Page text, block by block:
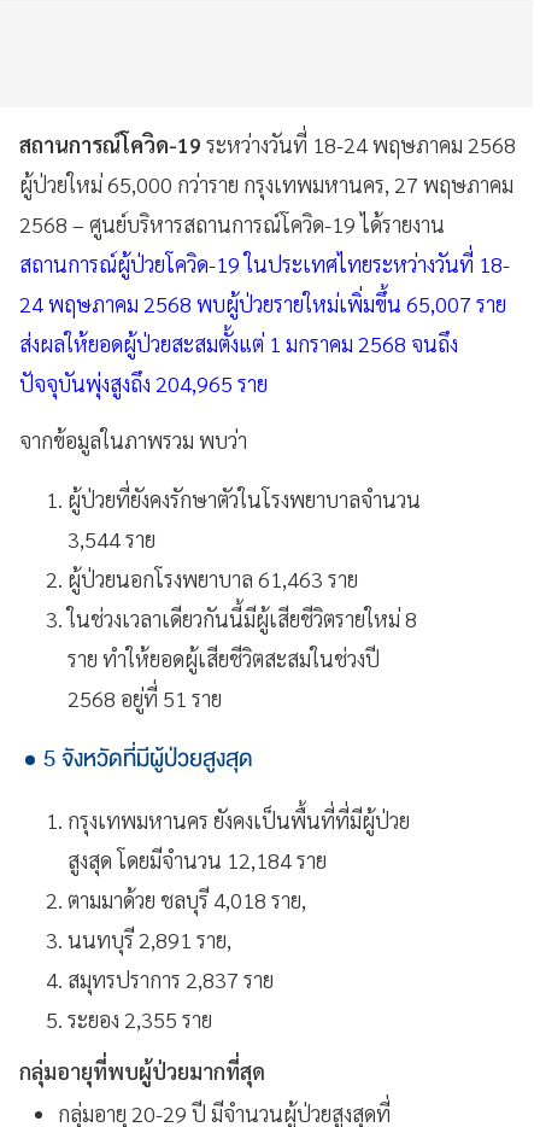
สถานการณ์โควิด-19 ระหว่างวันที่ 18-24 พฤษภาคม 2568
ผู้ป่วยใหม่ 65,000 กว่าราย กรุงเทพมหานคร, 27 พฤษภาคม
2568 – ศูนย์บริหารสถานการณ์โควิด-19 ได้รายงาน
สถานการณ์ผู้ป่วยโควิด-19 ในประเทศไทยระหว่างวันที่ 18-
24 พฤษภาคม 2568 พบผู้ป่วยรายใหม่เพิ่มขึ้น 65,007 ราย
ส่งผลให้ยอดผู้ป่วยสะสมตั้งแต่ 1 มกราคม 2568 จนถึง
ปัจจุบันพุ่งสูงถึง 204,965 ราย
จากข้อมูลในภาพรวม พบว่า
ผู้ป่วยที่ยังคงรักษาตัวในโรงพยาบาลจำนวน
3,544 ราย
ผู้ป่วยนอกโรงพยาบาล 61,463 ราย
ในช่วงเวลาเดียวกันนี้มีผู้เสียชีวิตรายใหม่ 8
ราย ทำให้ยอดผู้เสียชีวิตสะสมในช่วงปี
2568 อยู่ที่ 51 ราย
5 จังหวัดที่มีผู้ป่วยสูงสุด
กรุงเทพมหานคร ยังคงเป็นพื้นที่ที่มีผู้ป่วย
สูงสุด โดยมีจำนวน 12,184 ราย
ตามมาด้วย ชลบุรี 4,018 ราย,
นนทบุรี 2,891 ราย,
สมุทรปราการ 2,837 ราย
ระยอง 2,355 ราย
กลุ่มอายุที่พบผู้ป่วยมากที่สุด
กลุ่มอายุ 20-29 ปี มีจำนวนผู้ป่วยสูงสุดที่